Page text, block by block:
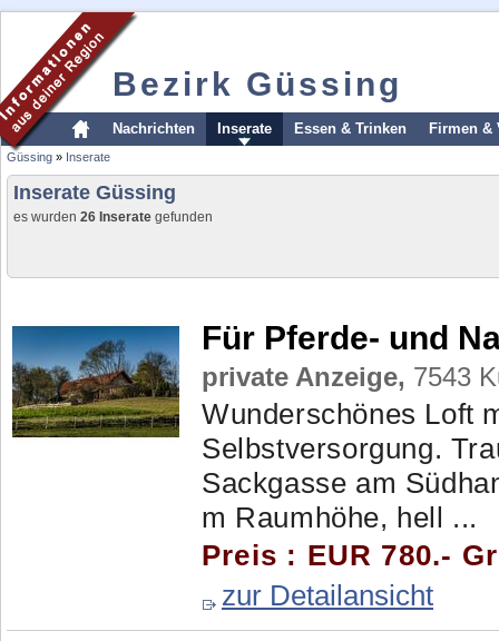
Bezirk Güssing
Nachrichten Inserate Essen & Trinken Firmen &
Güssing » Inserate
Inserate Güssing
es wurden 26 Inserate gefunden
Für Pferde- und
private Anzeige, 7543
Wunderschönes Loft
Selbstversorgung.
Sackgasse am
m Raumhöhe, hell ...
Preis : EUR 780.-
zur Detailansicht